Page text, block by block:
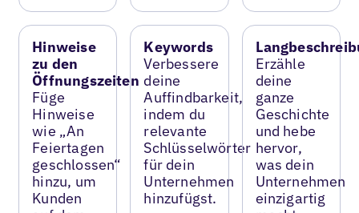
Hinweise
zu den
Öffnungszeiten
Füge
Hinweise
wie „An
Feiertagen
geschlossen“
hinzu, um
Kunden
Keywords
Verbessere
deine
Auffindbarkeit,
indem du
relevante
Schlüsselwörter
für dein
Unternehmen
hinzufügst.
Erzähle
deine
ganze
Geschichte
und hebe
hervor,
was dein
Unternehmen
einzigartig